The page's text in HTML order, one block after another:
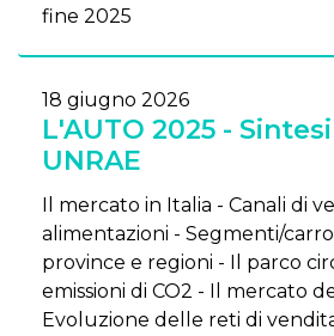
fine 2025
18 giugno 2026
L'AUTO 2025 -
UNRAE
Il mercato in Italia - Canali di
alimentazioni - Segmenti/
province e regioni - Il parco
emissioni di CO2 - Il mercato
Evoluzione delle reti di